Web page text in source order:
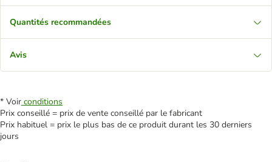
Quantités recommandées
Avis
* Voir conditions
Prix conseillé = prix de vente conseillé par le fabricant
Prix habituel = prix le plus bas de ce produit durant les 30 derniers
jours